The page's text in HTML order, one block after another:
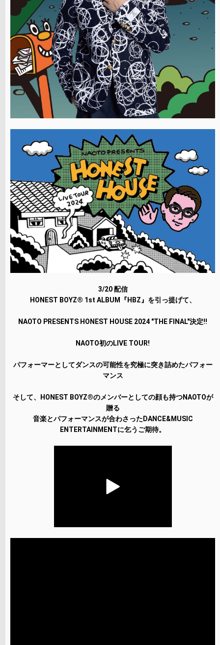
3/20 配信
HONEST BOYZ® 1st ALBUM『HBZ』を引っ提げて、
NAOTO PRESENTS HONEST HOUSE 2024 "THE FINAL"決定!!
NAOTO初のLIVE TOUR!
パフォーマーとしてダンスの可能性を究極に突き詰めたパフォー
マンス
そして、HONEST BOYZ®のメンバーとしての顔も持つNAOTOが
贈る
音楽とパフォーマンスが合わさったDANCE&MUSIC
ENTERTAINMENTに乞うご期待。